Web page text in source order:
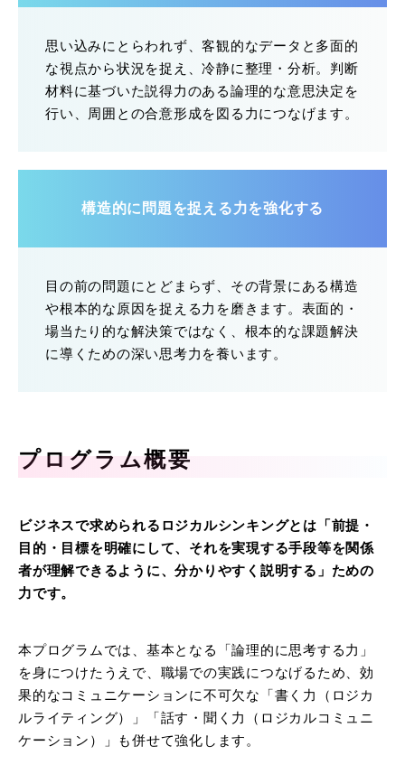
思い込みにとらわれず、客観的なデータと多面的
な視点から状況を捉え、冷静に整理・分析。判断
材料に基づいた説得力のある論理的な意思決定を
行い、周囲との合意形成を図る力につなげます。
構造的に問題を捉える力を強化する
目の前の問題にとどまらず、その背景にある構造
や根本的な原因を捉える力を磨きます。表面的・
場当たり的な解決策ではなく、根本的な課題解決
に導くための深い思考力を養います。
プログラム概要
ビジネスで求められるロジカルシンキングとは「前提・
目的・目標を明確にして、それを実現する手段等を関係
者が理解できるように、分かりやすく説明する」ための
力です。
本プログラムでは、基本となる「論理的に思考する力」
を身につけたうえで、職場での実践につなげるため、効
果的なコミュニケーションに不可欠な「書く力（ロジカ
ルライティング）」「話す・聞く力（ロジカルコミュニ
ケーション）」も併せて強化します。